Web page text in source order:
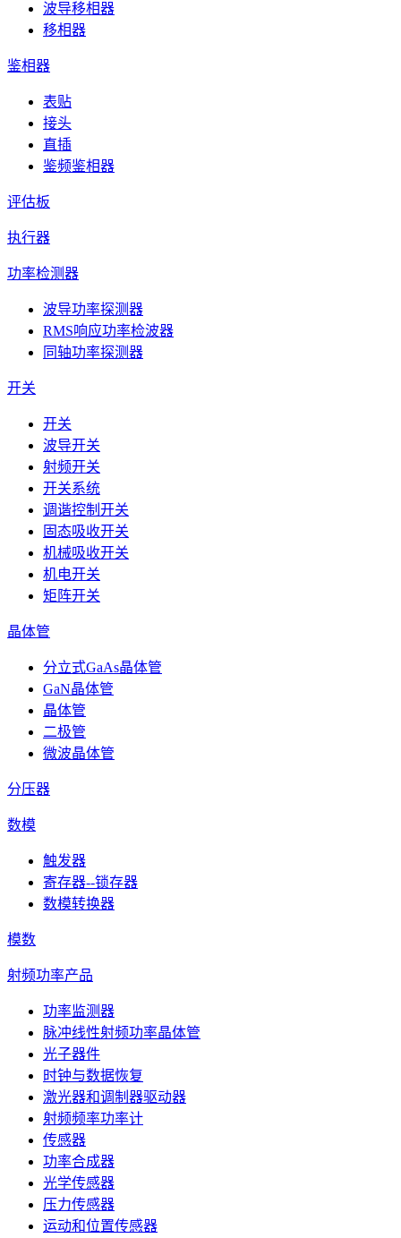
波导移相器
移相器
鉴相器
表贴
接头
直插
鉴频鉴相器
评估板
执行器
功率检测器
波导功率探测器
RMS响应功率检波器
同轴功率探测器
开关
开关
波导开关
射频开关
开关系统
调谐控制开关
固态吸收开关
机械吸收开关
机电开关
矩阵开关
晶体管
分立式GaAs晶体管
GaN晶体管
晶体管
二极管
微波晶体管
分压器
数模
触发器
寄存器--锁存器
数模转换器
模数
射频功率产品
功率监测器
脉冲线性射频功率晶体管
光子器件
时钟与数据恢复
激光器和调制器驱动器
射频频率功率计
传感器
功率合成器
光学传感器
压力传感器
运动和位置传感器